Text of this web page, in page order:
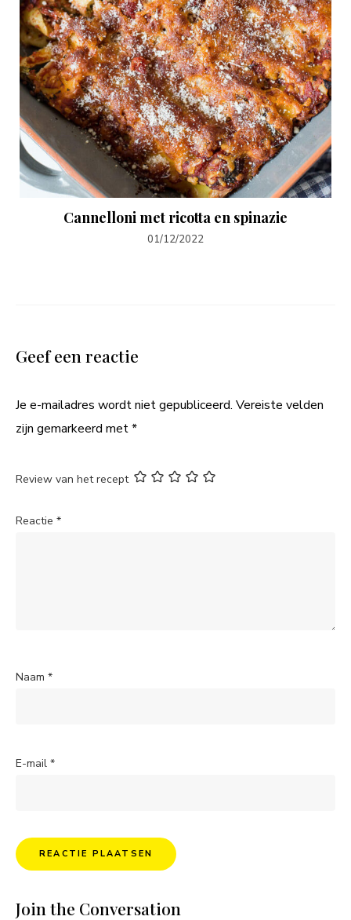
Cannelloni met ricotta en spinazie
01/12/2022
Geef een reactie
Je e-mailadres wordt niet gepubliceerd. Vereiste velden
zijn gemarkeerd met*
Review van het recept
Reactie *
Naam *
E-mail *
Join the Conversation